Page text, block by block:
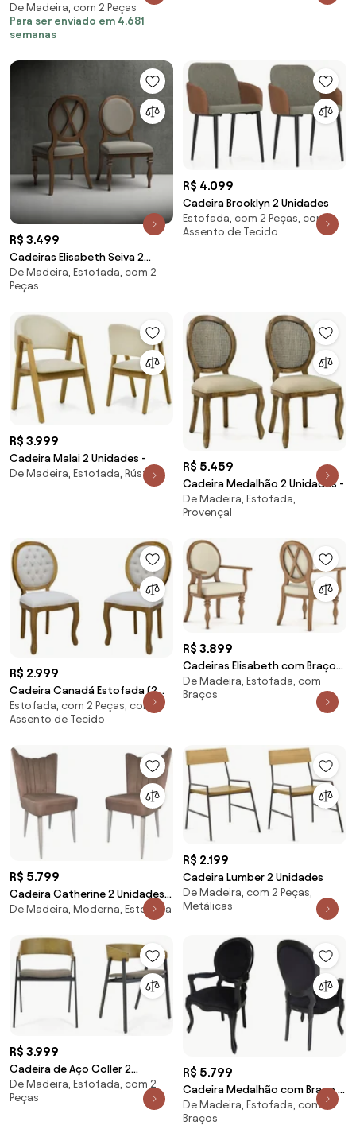
Móveis
De Madeira, com 2 Peças
Para ser enviado em 4.681
semanas
R$ 3.499
Cadeiras Elisabeth Seiva 2
Unidades -
De Madeira, Estofada, com 2
Peças
R$ 4.099
Cadeira Brooklyn 2 Unidades
Estofada, com 2 Peças, com
Assento de Tecido
R$ 3.999
Cadeira Malai 2 Unidades -
De Madeira, Estofada, Rústica
R$ 5.459
Cadeira Medalhão 2 Unidades -
De Madeira, Estofada,
Provençal
R$ 2.999
Cadeira Canadá Estofada (2
Unidades) -
Estofada, com 2 Peças, com
Assento de Tecido
R$ 3.899
Cadeiras Elisabeth com Braço
Seiva 2 Unidades -
De Madeira, Estofada, com
Braços
R$ 5.799
Cadeira Catherine 2 Unidades
Kleiner Schein -
De Madeira, Moderna, Estofada
R$ 2.199
Cadeira Lumber 2 Unidades
De Madeira, com 2 Peças,
Metálicas
R$ 3.999
Cadeira de Aço Coller 2
Unidades -
De Madeira, Estofada, com 2
Peças
R$ 5.799
Cadeira Medalhão com Braço 2
Unidades Kleiner Schein -
De Madeira, Estofada, com
Braços